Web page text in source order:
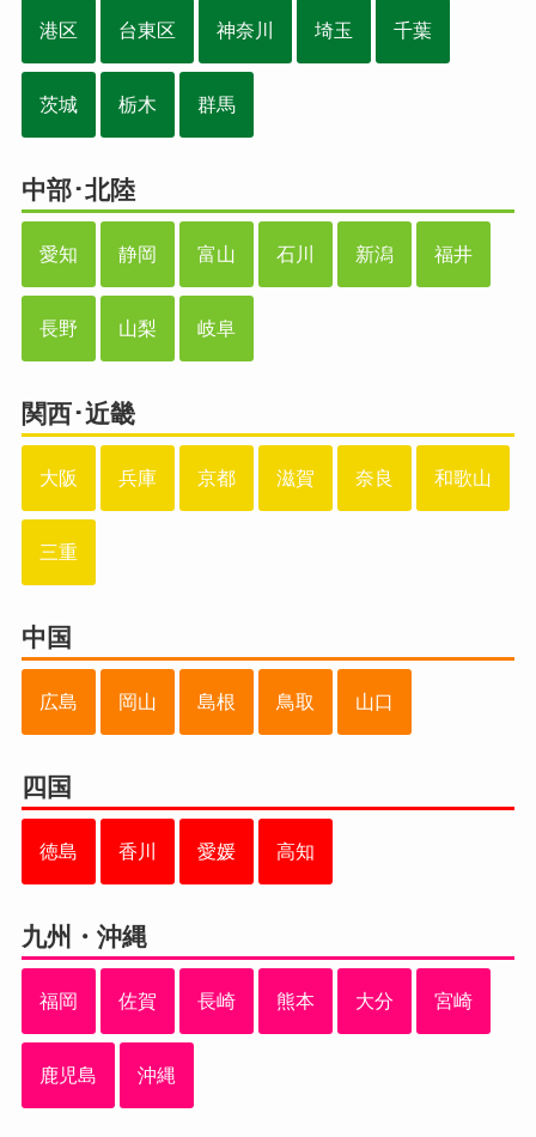
港区 台東区 神奈川 埼玉 千葉
茨城 栃木 群馬
中部･北陸
愛知 静岡 富山 石川 新潟 福井
長野 山梨 岐阜
関西･近畿
大阪 兵庫 京都 滋賀 奈良 和歌山
三重
中国
広島 岡山 島根 鳥取 山口
四国
徳島 香川 愛媛 高知
九州・沖縄
福岡 佐賀 長崎 熊本 大分 宮崎
鹿児島 沖縄